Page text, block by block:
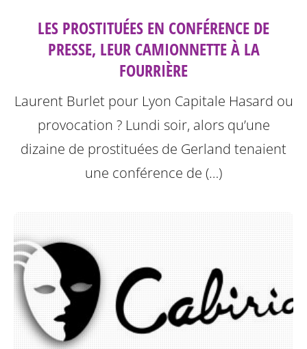
LES PROSTITUÉES EN CONFÉRENCE DE
PRESSE, LEUR CAMIONNETTE À LA
FOURRIÈRE
Laurent Burlet pour Lyon Capitale Hasard ou
provocation ? Lundi soir, alors qu’une
dizaine de prostituées de Gerland tenaient
une conférence de (…)